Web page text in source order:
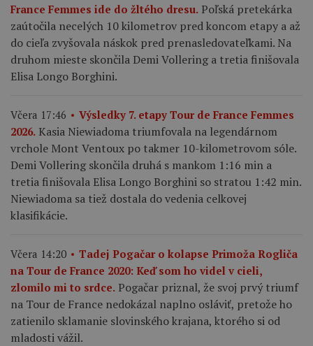
France Femmes ide do žltého dresu. Poľská pretekárka
zaútočila necelých 10 kilometrov pred koncom etapy a až
do cieľa zvyšovala náskok pred prenasledovateľkami. Na
druhom mieste skončila Demi Vollering a tretia finišovala
Elisa Longo Borghini.
Včera 17:46
Výsledky 7. etapy Tour de France Femmes
2026. Kasia Niewiadoma triumfovala na legendárnom
vrchole Mont Ventoux po takmer 10-kilometrovom sóle.
Demi Vollering skončila druhá s mankom 1:16 min a
tretia finišovala Elisa Longo Borghini so stratou 1:42 min.
Niewiadoma sa tiež dostala do vedenia celkovej
klasifikácie.
Včera 14:20
Tadej Pogačar o kolapse Primoža Rogliča
na Tour de France 2020: Keď som ho videl v cieli,
zlomilo mi to srdce. Pogačar priznal, že svoj prvý triumf
na Tour de France nedokázal naplno osláviť, pretože ho
zatienilo sklamanie slovinského krajana, ktorého si od
mladosti vážil.